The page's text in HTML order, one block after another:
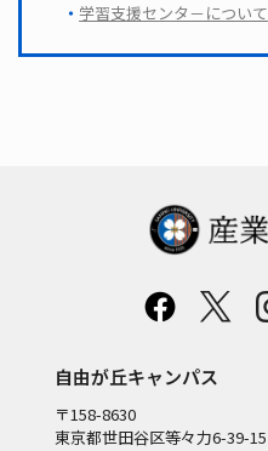
学習支援センタ－について
自由が丘キャンパス
〒158-8630
東京都世田谷区等々力6-39-15